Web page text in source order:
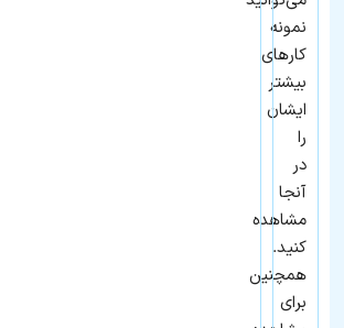
نمونه
کارهای
بیشتر
ایشان
را
در
آنجا
مشاهده
کنید.
همچنین
برای